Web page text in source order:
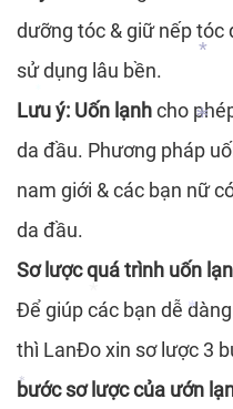
*
*
*
*
dưỡng tóc & giữ nếp tóc
sử dụng lâu bền.
Lưu ý: Uốn lạnhcho
da đầu. Phương pháp
nam giới & các bạn nữ
da đầu.
Sơ lược quá trình uốn
Để giúp các bạn dễ
thì LanĐo xin sơ lược 3
bước sơ lược của ướn